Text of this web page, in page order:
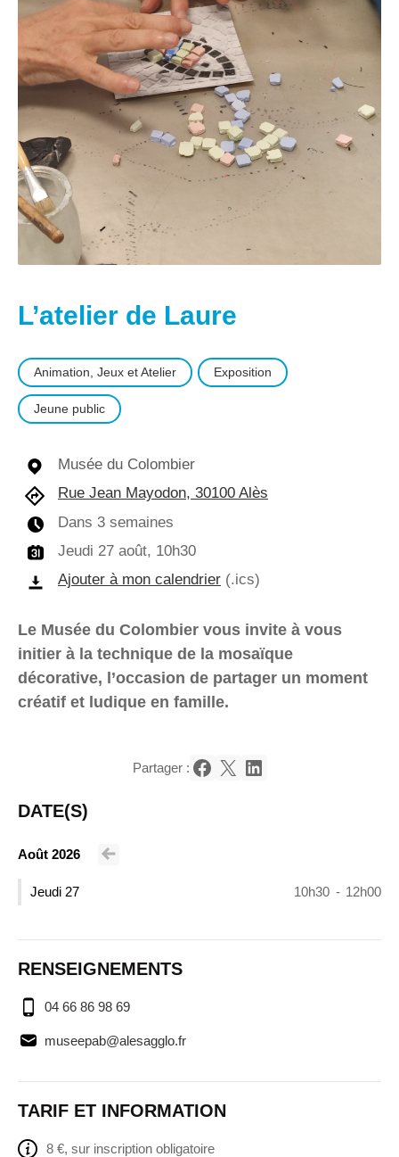
DATE(S)
Voir le mois précédent
Août 2026
Jeudi 27 10h30 - 12h00
RENSEIGNEMENTS
04 66 86 98 69
museepab@alesagglo.fr
TARIF ET INFORMATION
8 €, sur inscription obligatoire
L’atelier de Laure
Animation, Jeux et Atelier Exposition
Jeune public
Musée du Colombier
Rue Jean Mayodon, 30100 Alès
Dans 3 semaines
Jeudi 27 août, 10h30
Ajouter à mon calendrier (.ics)
Le Musée du Colombier vous invite à vous
initier à la technique de la mosaïque
décorative, l’occasion de partager un moment
créatif et ludique en famille.
Partager : Partager sur Facebook
Partager sur XPartager sur LinkedIn